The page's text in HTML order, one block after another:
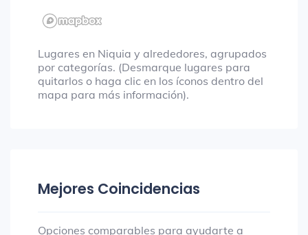
Lugares en Niquia y alrededores, agrupados
por categorías. (Desmarque lugares para
quitarlos o haga clic en los íconos dentro del
mapa para más información).
Mejores Coincidencias
Opciones comparables para ayudarte a